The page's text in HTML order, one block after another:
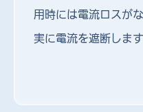
用時には電流ロスが
実に電流を遮断します